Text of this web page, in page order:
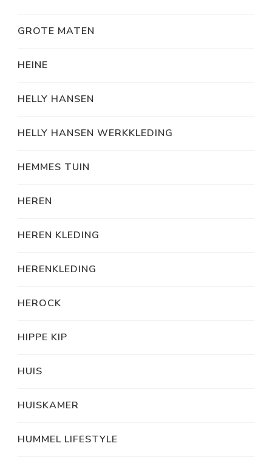
GROTE MATEN
HEINE
HELLY HANSEN
HELLY HANSEN WERKKLEDING
HEMMES TUIN
HEREN
HEREN KLEDING
HERENKLEDING
HEROCK
HIPPE KIP
HUIS
HUISKAMER
HUMMEL LIFESTYLE